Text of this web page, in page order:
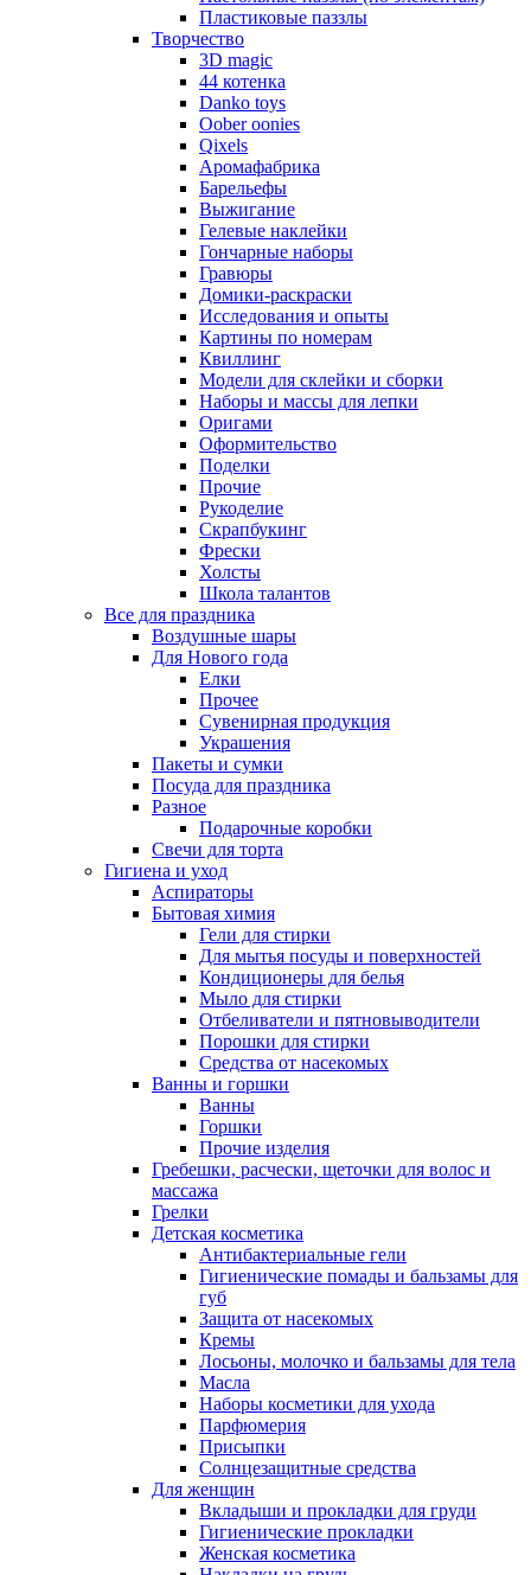
Пластиковые паззлы
Творчество
3D magic
44 котенка
Danko toys
Oober oonies
Qixels
Аромафабрика
Барельефы
Выжигание
Гелевые наклейки
Гончарные наборы
Гравюры
Домики-раскраски
Исследования и опыты
Картины по номерам
Квиллинг
Модели для склейки и сборки
Наборы и массы для лепки
Оригами
Оформительство
Поделки
Прочие
Рукоделие
Скрапбукинг
Фрески
Холсты
Школа талантов
Все для праздника
Воздушные шары
Для Нового года
Елки
Прочее
Сувенирная продукция
Украшения
Пакеты и сумки
Посуда для праздника
Разное
Подарочные коробки
Свечи для торта
Гигиена и уход
Аспираторы
Бытовая химия
Гели для стирки
Для мытья посуды и поверхностей
Кондиционеры для белья
Мыло для стирки
Отбеливатели и пятновыводители
Порошки для стирки
Средства от насекомых
Ванны и горшки
Ванны
Горшки
Прочие изделия
Гребешки, расчески, щеточки для волос и
массажа
Грелки
Детская косметика
Антибактериальные гели
Гигиенические помады и бальзамы для
губ
Защита от насекомых
Кремы
Лосьоны, молочко и бальзамы для тела
Масла
Наборы косметики для ухода
Парфюмерия
Присыпки
Солнцезащитные средства
Для женщин
Вкладыши и прокладки для груди
Гигиенические прокладки
Женская косметика